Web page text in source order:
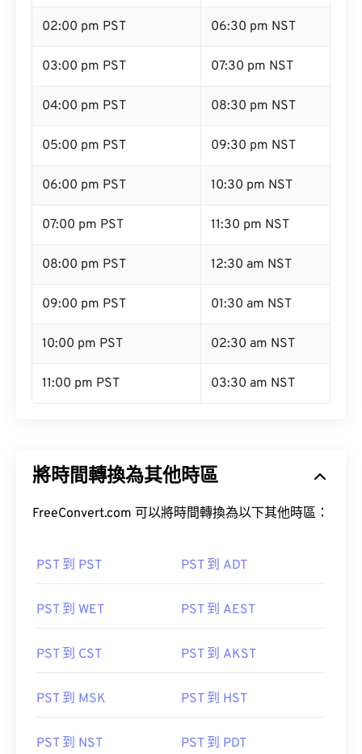
02:00 pm PST 06:30 pm NST
03:00 pm PST 07:30 pm NST
04:00 pm PST 08:30 pm NST
05:00 pm PST 09:30 pm NST
06:00 pm PST 10:30 pm NST
07:00 pm PST 11:30 pm NST
08:00 pm PST 12:30 am NST
09:00 pm PST 01:30 am NST
10:00 pm PST 02:30 am NST
11:00 pm PST 03:30 am NST
將時間轉換為其他時區
FreeConvert.com 可以將時間轉換為以下其他時區：
PST 到 PST PST 到 ADT
PST 到 WET PST 到 AEST
PST 到 CST PST 到 AKST
PST 到 MSK PST 到 HST
PST 到 NST PST 到 PDT